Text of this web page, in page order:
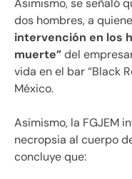
Asimismo, se señaló
dos hombres, a
intervención en los
muerte”del
vida en el bar “Black
México.
Asimismo, la FGJEM
necropsia al cuerpo
concluye que: